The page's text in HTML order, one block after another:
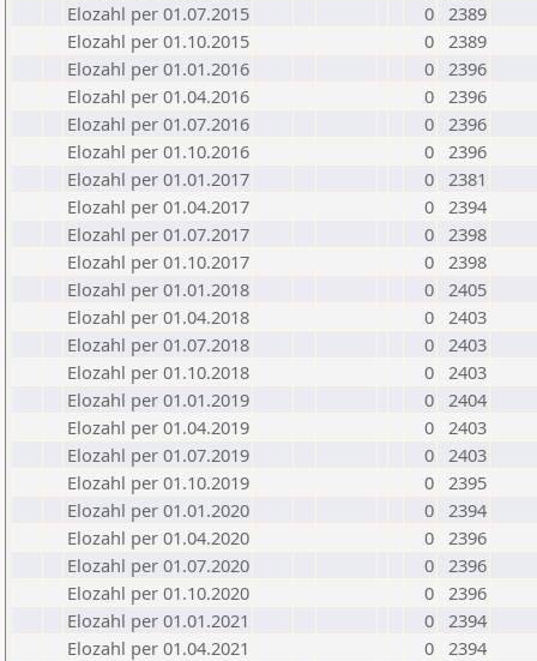
Elozahl per 01.07.2015
0 2389
Elozahl per 01.10.2015
0 2389
Elozahl per 01.01.2016
0 2396
Elozahl per 01.04.2016
0 2396
Elozahl per 01.07.2016
0 2396
Elozahl per 01.10.2016
0 2396
Elozahl per 01.01.2017
0 2381
Elozahl per 01.04.2017
0 2394
Elozahl per 01.07.2017
0 2398
Elozahl per 01.10.2017
0 2398
Elozahl per 01.01.2018
0 2405
Elozahl per 01.04.2018
0 2403
Elozahl per 01.07.2018
0 2403
Elozahl per 01.10.2018
0 2403
Elozahl per 01.01.2019
0 2404
Elozahl per 01.04.2019
0 2403
Elozahl per 01.07.2019
0 2403
Elozahl per 01.10.2019
0 2395
Elozahl per 01.01.2020
0 2394
Elozahl per 01.04.2020
0 2396
Elozahl per 01.07.2020
0 2396
Elozahl per 01.10.2020
0 2396
Elozahl per 01.01.2021
0 2394
Elozahl per 01.04.2021
0 2394